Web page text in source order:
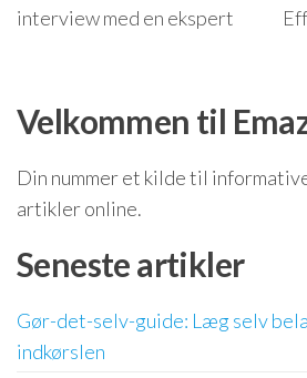
interview med en ekspert
Velkommen til
Din nummer et kilde til
artikler online.
Seneste artikler
Gør-det-selv-guide: Læg selv
indkørslen